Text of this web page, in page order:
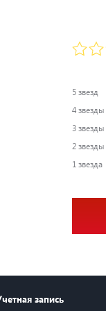
5 звезд
4 звезды
3 звезды
2 звезды
1 звезда
запись